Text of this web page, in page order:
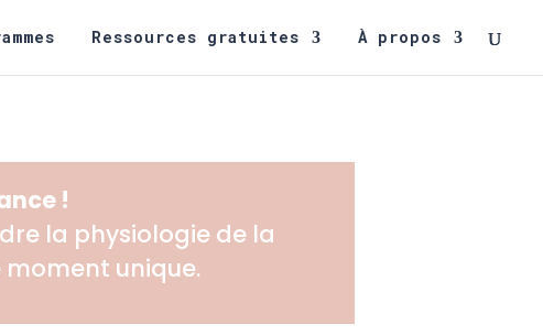
Ressources gratuites À propos
!
la physiologie de la
moment unique.